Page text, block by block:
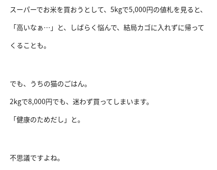
スーパーでお米を買おうとして、5kgで5,000円の値札を見ると、
「高いなぁ…」と、しばらく悩んで、結局カゴに入れずに帰って
くることも。
でも、うちの猫のごはん。
2kgで8,000円でも、迷わず買ってしまいます。
「健康のためだし」と。
不思議ですよね。